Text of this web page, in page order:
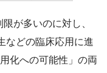
が多いのに対し、
などの臨床応用に進
化への可能性」の両